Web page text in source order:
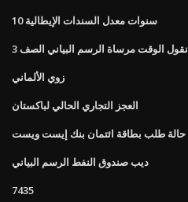
10 سنوات معدل السندات الإيطالية
نقول الوقت مرساة الرسم البياني الصف 3
زوي الألماني
العجز التجاري الحالي لباكستان
حالة طلب بطاقة ائتمان بنك إيست ويست
ديب صندوق النفط الرسم البياني
7435